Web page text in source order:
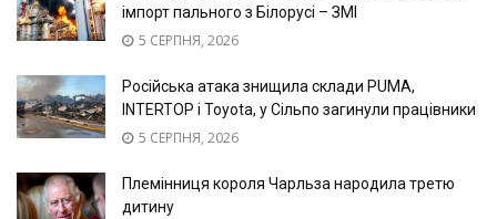
імпорт пального з Білорусі – ЗМІ
5 СЕРПНЯ, 2026
Російська атака знищила склади PUMA,
INTERTOP і Toyota, у Сільпо загинули працівники
5 СЕРПНЯ, 2026
Племінниця короля Чарльза народила третю
дитину